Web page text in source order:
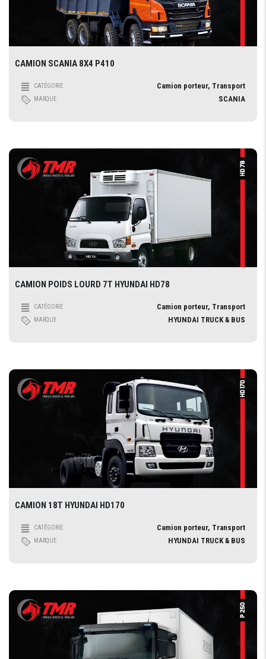
CAMION SCANIA 8X4 P410
CATÉGORIE Camion porteur, Transport
MARQUE SCANIA
CAMION POIDS LOURD 7T HYUNDAI HD78
CATÉGORIE Camion porteur, Transport
MARQUE HYUNDAI TRUCK & BUS
CAMION 18T HYUNDAI HD170
CATÉGORIE Camion porteur, Transport
MARQUE HYUNDAI TRUCK & BUS